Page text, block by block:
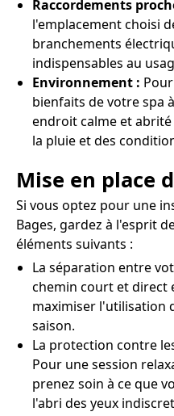
Raccordements
l'emplacement choisi
branchements
indispensables au
Environnement :
bienfaits de votre spa
endroit calme et
la pluie et des
Mise en place
Si vous optez pour une
Bages, gardez à l'esprit
éléments suivants :
La séparation entre
chemin court et direct
maximiser l'utilisation
saison.
La protection contre
Pour une session
prenez soin à ce que
l'abri des yeux